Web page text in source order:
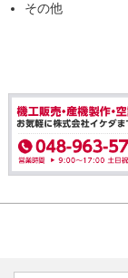
その他